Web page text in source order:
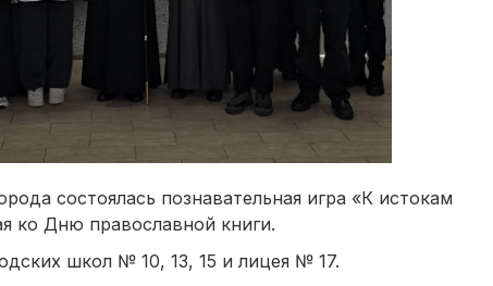
состоялась познавательная игра «К истокам
ко Дню православной книги.
школ № 10, 13, 15 и лицея № 17.